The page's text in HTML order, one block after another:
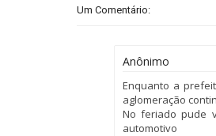
Um Comentário:
Anônimo
Enquanto a
aglomeração
No feriado pude
automotivo